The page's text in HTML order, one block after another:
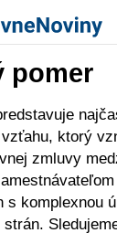
pomer
ktorý
zmluvy
komplexnou